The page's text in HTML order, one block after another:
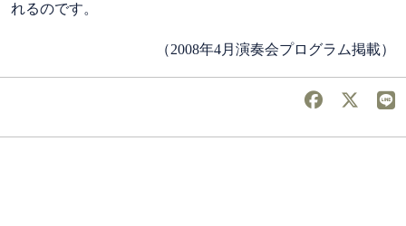
れるのです。
（2008年4月演奏会プログラム掲載）